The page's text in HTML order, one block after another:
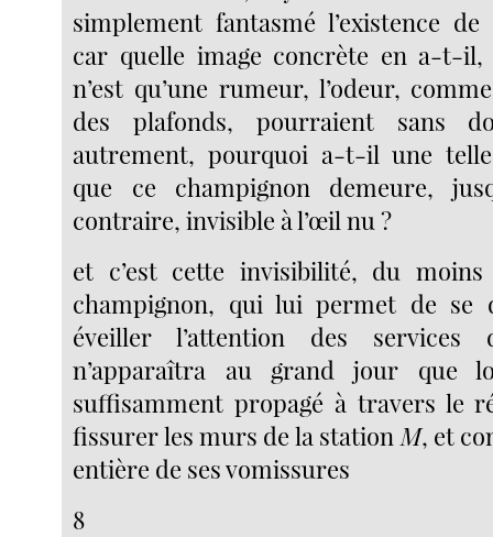
simplement fantasmé l’existence
car quelle image concrète en a-t-
n’est qu’une rumeur, l’odeur,
des plafonds, pourraient sans
autrement, pourquoi a-t-il une
que ce champignon demeure,
contraire, invisible à l’œil nu ?
et c’est cette invisibilité, du
champignon, qui lui permet de se
éveiller l’attention des
n’apparaîtra au grand jour que
suffisamment propagé à travers le
fissurer les murs de la station M, et
entière de ses vomissures
8